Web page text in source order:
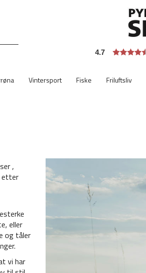
4.7
Vintersport Fiske Friluftsliv
,
etter
eller
og tåler
vi har